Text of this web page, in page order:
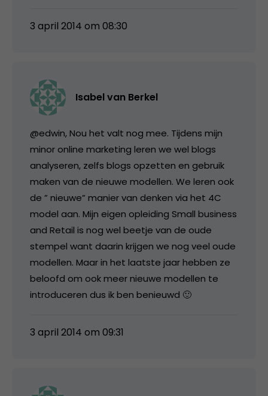
3 april 2014 om 08:30
Isabel van Berkel
@edwin, Nou het valt nog mee. Tijdens mijn
minor online marketing leren we wel blogs
analyseren, zelfs blogs opzetten en gebruik
maken van de nieuwe modellen. We leren ook
de ” nieuwe” manier van denken via het 4C
model aan. Mijn eigen opleiding Small business
and Retail is nog wel beetje van de oude
stempel want daarin krijgen we nog veel oude
modellen. Maar in het laatste jaar hebben ze
beloofd om ook meer nieuwe modellen te
introduceren dus ik ben benieuwd 🙂
3 april 2014 om 09:31